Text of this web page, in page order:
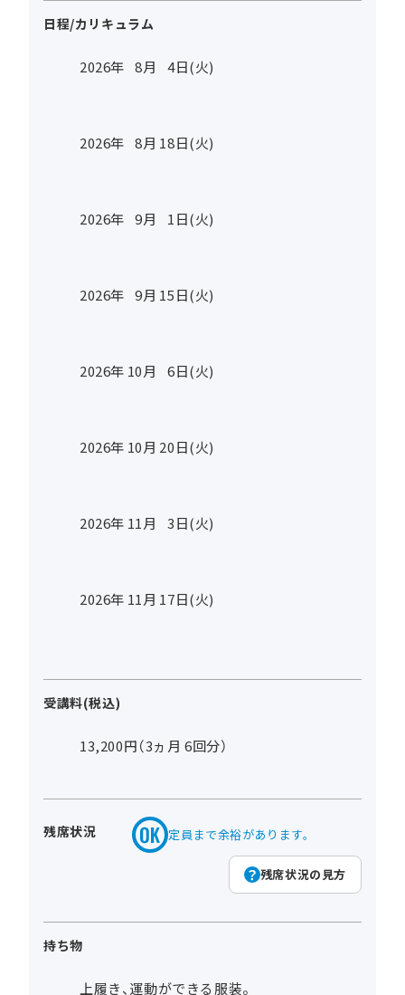
日程/カリキュラム
2026年 8月 4日(火)
2026年 8月 18日(火)
2026年 9月 1日(火)
2026年 9月 15日(火)
2026年 10月 6日(火)
2026年 10月 20日(火)
2026年 11月 3日(火)
2026年 11月 17日(火)
受講料(税込)
13,200円（3ヵ月 6回分）
残席状況 定員まで余裕があります。
残席状況の見方
持ち物
上履き、運動ができる服装。